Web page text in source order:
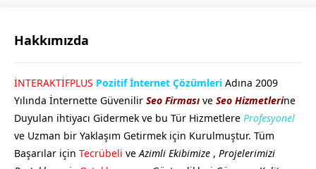
Hakkımızda
İNTERAKTİFPLUS Pozitif İnternet Çözümleri Adına 2009
Yılında İnternette Güvenilir Seo Firması ve Seo Hizmetlerine
Duyulan ihtiyacı Gidermek ve bu Tür Hizmetlere Profesyonel
ve Uzman bir Yaklaşım Getirmek için Kurulmuştur. Tüm
Başarılar için Tecrübeli veAzimli Ekibimize , Projelerimizi
GÖKHAN GÖKMEN